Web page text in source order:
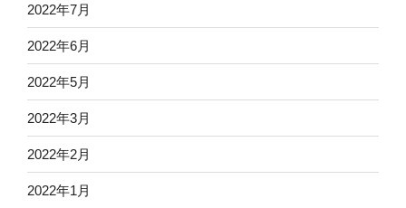
2022年7月
2022年6月
2022年5月
2022年3月
2022年2月
2022年1月